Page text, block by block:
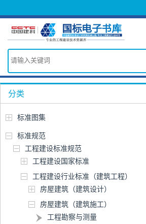
分类
标准图集
标准规范
工程建设标准规范
工程建设国家标准
工程建设行业标准（建筑工程）
房屋建筑（建筑设计）
房屋建筑（建筑施工）
工程勘察与测量